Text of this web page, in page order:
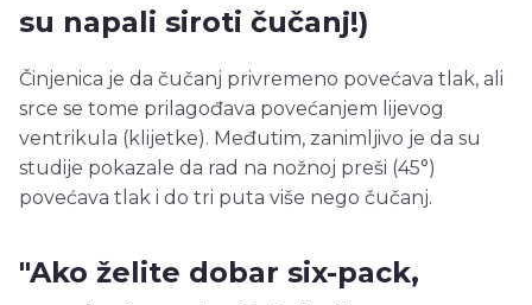
su napali siroti čučanj!)
Činjenica je da čučanj privremeno povećava tlak, ali
srce se tome prilagođava povećanjem lijevog
ventrikula (klijetke). Međutim, zanimljivo je da su
studije pokazale da rad na nožnoj preši (45°)
povećava tlak i do tri puta više nego čučanj.
"Ako želite dobar six-pack,